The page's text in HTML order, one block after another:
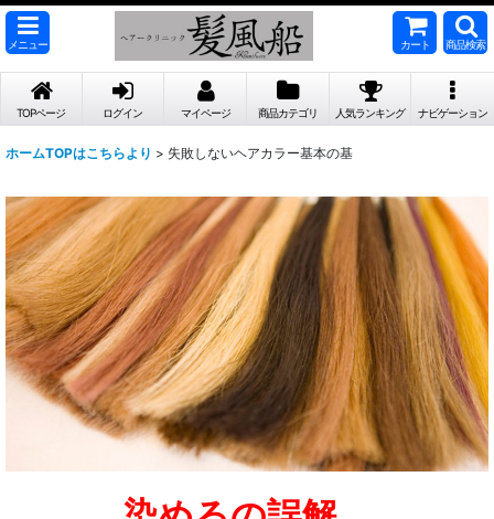
メニュー カート 商品検索
TOPページ ログイン マイページ 商品カテゴリ 人気ランキング ナビゲーション
ホームTOPはこちらより > 失敗しないヘアカラー基本の基